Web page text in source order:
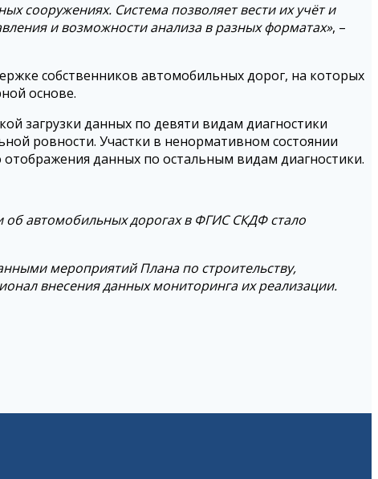
сооружениях. Система позволяет вести их учёт и
и возможности анализа в разных форматах», –
собственников автомобильных дорог, на которых
основе.
загрузки данных по девяти видам диагностики
ровности. Участки в ненормативном состоянии
данных по остальным видам диагностики.
автомобильных дорогах в ФГИС СКДФ стало
мероприятий Плана по строительству,
внесения данных мониторинга их реализации.